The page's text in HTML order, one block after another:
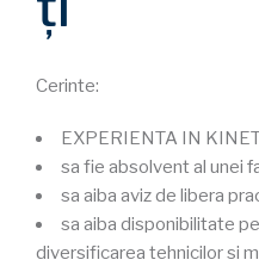
Cerinte:
EXPERIENTA IN
sa fie absolvent al unei
sa aiba aviz de libera
sa aiba disponibilitate
diversificarea tehnicilor si